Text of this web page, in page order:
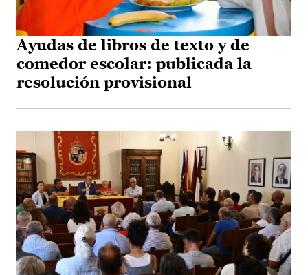
Ayudas de libros de texto y de
comedor escolar: publicada la
resolución provisional